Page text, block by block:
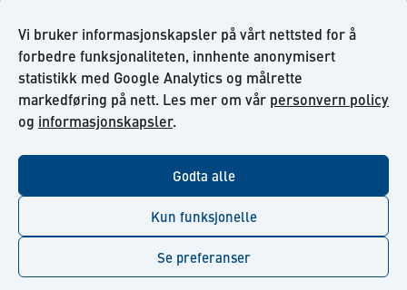
Vi bruker informasjonskapsler på vårt nettsted for å
forbedre funksjonaliteten, innhente anonymisert
statistikk med Google Analytics og målrette
markedføring på nett. Les mer om vår personvern policy
og informasjonskapsler.
Godta alle
Kun funksjonelle
Se preferanser
Salgsbetingelser
Nyhetsbrev påmelding